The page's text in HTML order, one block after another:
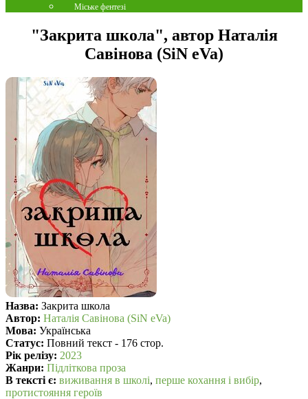
Міське фентезі
"Закрита школа", автор Наталія
Савінова (SiN eVa)
Назва: Закрита школа
Автор: Наталія Савінова (SiN eVa)
Мова: Українська
Статус: Повний текст - 176 стор.
Рік релізу: 2023
Жанри: Підліткова проза
В текcті є: виживання в школі, перше кохання і вибір,
протистояння героїв